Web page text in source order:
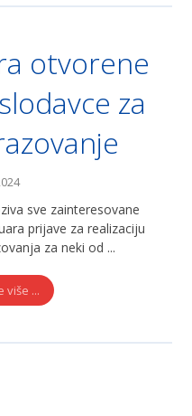
otvorene
za
sve zainteresovane
prijave za realizaciju
za neki od ...
više ...